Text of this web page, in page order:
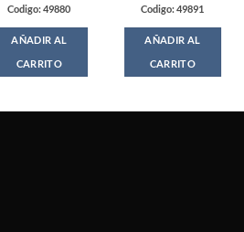
Codigo: 49880
AÑADIR AL
CARRITO
Codigo: 49891
AÑADIR AL
CARRITO